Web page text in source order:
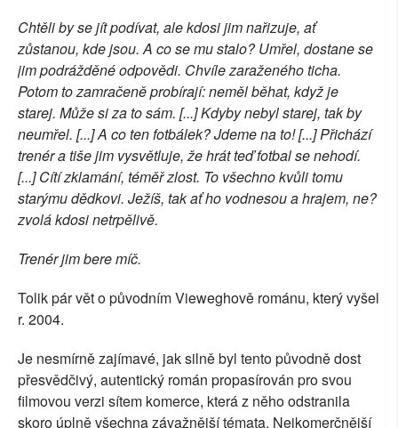
Chtěli by se jít podívat, ale kdosi jim nařizuje, ať
zůstanou, kde jsou. A co se mu stalo? Umřel, dostane se
jim podrážděné odpovědi. Chvíle zaraženého ticha.
Potom to zamračeně probírají: neměl běhat, když je
starej. Může si za to sám. [...] Kdyby nebyl starej, tak by
neumřel. [...] A co ten fotbálek? Jdeme na to! [...] Přichází
trenér a tiše jim vysvětluje, že hrát teď fotbal se nehodí.
[...] Cítí zklamání, téměř zlost. To všechno kvůli tomu
starýmu dědkovi. Ježíš, tak ať ho vodnesou a hrajem, ne?
zvolá kdosi netrpělivě.
Trenér jim bere míč.
Tolik pár vět o původním Vieweghově románu, který vyšel
r. 2004.
Je nesmírně zajímavé, jak silně byl tento původně dost
přesvědčivý, autentický román propasírován pro svou
filmovou verzi sítem komerce, která z něho odstranila
skoro úplně všechna závažnější témata. Nejkomerčnější